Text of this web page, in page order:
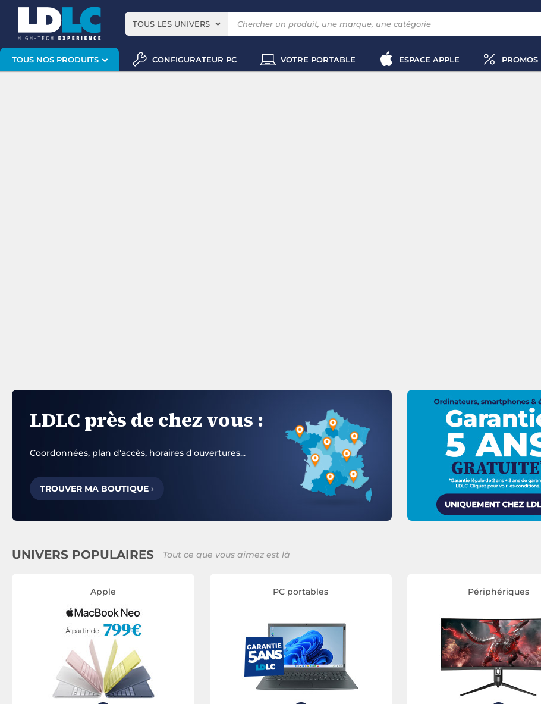
TOUS LES UNIVERS
TOUS NOS PRODUITS CONFIGURATEUR PC VOTRE PORTABLE ESPACE APPLE PROMOS
LDLC près de chez vous :
Coordonnées, plan d'accès, horaires d'ouvertures...
TROUVER MA BOUTIQUE ›
UNIVERS POPULAIRES Tout ce que vous aimez est là
Apple PC portables Périphériques